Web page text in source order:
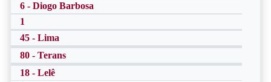
6 - Diogo Barbosa
1
45 - Lima
80 - Terans
18 - Lelê